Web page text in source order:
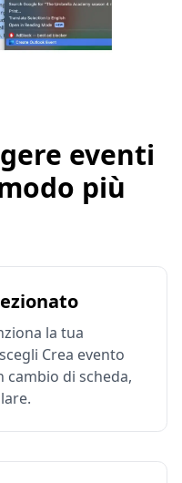
eventi
più
la tua
Crea evento
cambio di scheda,